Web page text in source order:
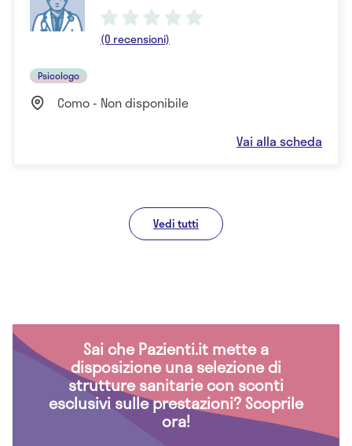
(0 recensioni)
Psicologo
Como - Non disponibile
Vai alla scheda
Vedi tutti
Sai che Pazienti.it mette a
disposizione una selezione di
strutture sanitarie con sconti
esclusivi sulle prestazioni? Scoprile
ora!